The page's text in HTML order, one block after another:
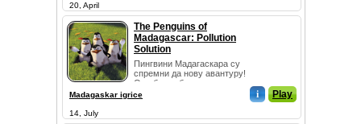
20, April
The Penguins of
Madagascar: Pollution
Solution
Пингвини Мадагаскара су
спремни да нову авантуру!
Они би требало да
неутрализује велики
фабрика к...
Madagaskar igrice i Play
14, July